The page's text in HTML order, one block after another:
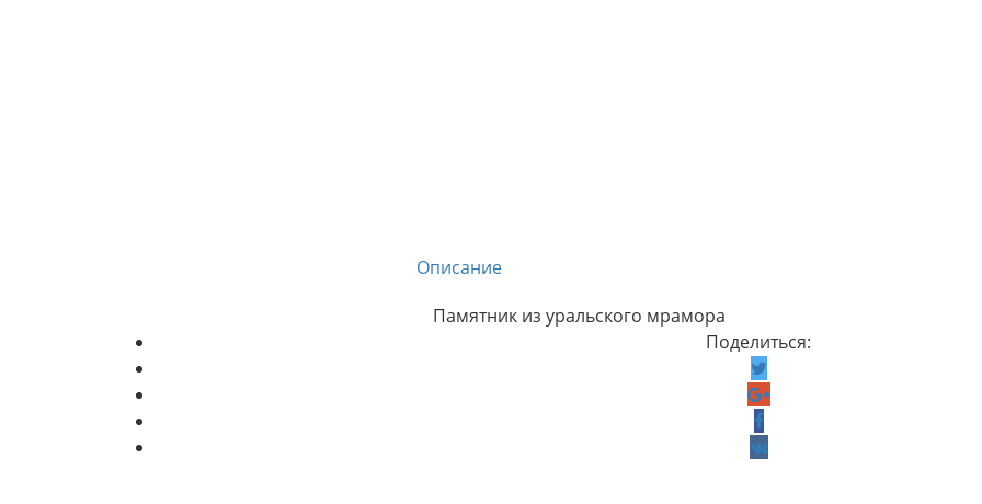
Описание
Памятник из уральского мрамора
Поделиться: